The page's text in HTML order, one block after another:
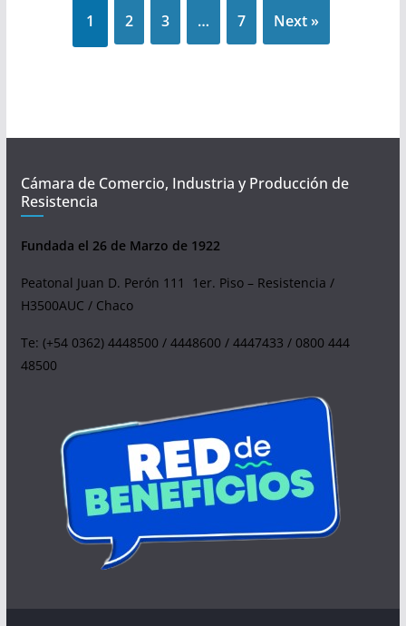
1 2 3 … 7 Next »
Cámara de Comercio, Industria y Producción de
Resistencia
Fundada el 26 de Marzo de 1922
Peatonal Juan D. Perón 111 1er. Piso – Resistencia /
H3500AUC / Chaco
Te: (+54 0362) 4448500 / 4448600 / 4447433 / 0800 444
48500